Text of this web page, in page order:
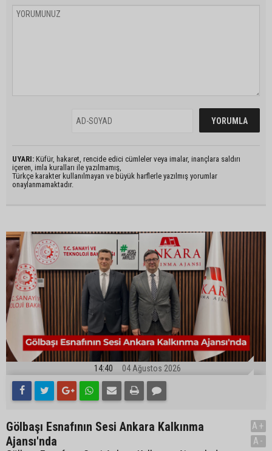
UYARI: Küfür, hakaret, rencide edici cümleler veya imalar, inançlara saldırı
içeren, imla kuralları ile yazılmamış,
Türkçe karakter kullanılmayan ve büyük harflerle yazılmış yorumlar
onaylanmamaktadır.
14:40 04 Ağustos 2026
Gölbaşı Esnafının Sesi Ankara Kalkınma
Ajansı'nda
A+
A-